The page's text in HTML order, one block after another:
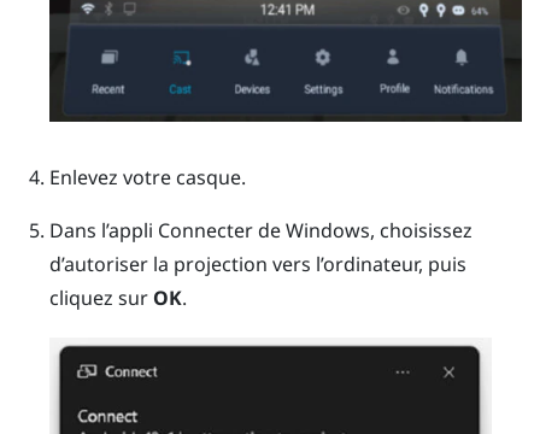
Enlevez votre casque.
Dans l’appli Connecter deWindows, choisissez
d’autoriser la projection vers l’ordinateur, puis
cliquez sur OK.